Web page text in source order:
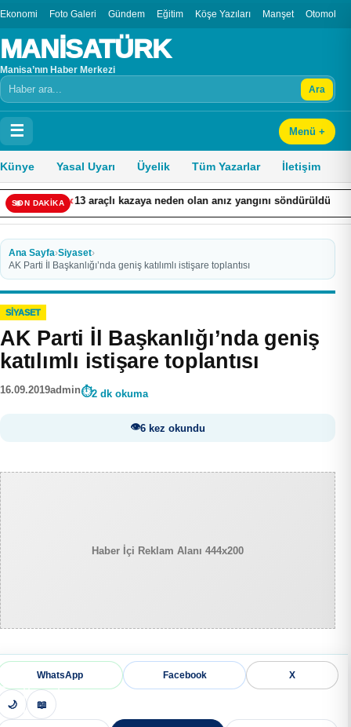
Ekonomi Foto Galeri Gündem Eğitim Köşe Yazıları Manşet Otomobil
MANİSATÜRK
Manisa’nın Haber Merkezi
Arama Ara
☰ Menü +
Künye Yasal Uyarı Üyelik Tüm Yazarlar İletişim
SON DAKİKA
araçlı kazaya neden olan anız yangını söndürüldü Adalet
Ana Sayfa›Siyaset›
AK Parti İl Başkanlığı’nda geniş katılımlı istişare toplantısı
SIYASET
AK Parti İl Başkanlığı’nda geniş
katılımlı istişare toplantısı
16.09.2019admin 2 dk okuma
6 kez okundu
Haber İçi Reklam Alanı 444x200
WhatsApp Facebook X
🌙 📖